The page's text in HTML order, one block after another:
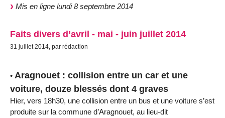
Mis en ligne lundi 8 septembre 2014
Faits divers d’avril - mai - juin juillet 2014
31 juillet 2014, par rédaction
• Aragnouet : collision entre un car et une
voiture, douze blessés dont 4 graves
Hier, vers 18h30, une collision entre un bus et une voiture s’est
produite sur la commune d’Aragnouet, au lieu-dit